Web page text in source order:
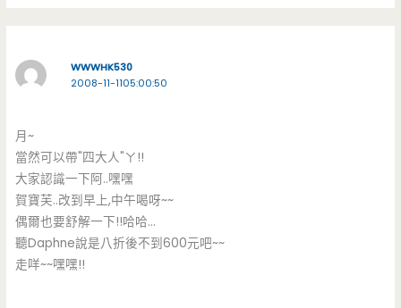
WWWHK530
2008-11-1105:00:50
月~
當然可以帶"四大人"ㄚ!!
大家認識一下阿..嘿嘿
賀寶芙..改到早上,中午喝呀~~
偶爾也要舒解一下!!哈哈…
聽Daphne說是八折後不到600元吧~~
走咩~~嘿嘿!!